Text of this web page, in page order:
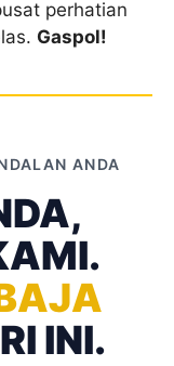
perhatian
Gaspol!
ANDA
INI.